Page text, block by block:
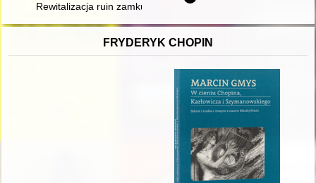
Rewitalizacja ruin zamku w Tworkowie (gm. Krzyżanowice,
FRYDERYK CHOPIN